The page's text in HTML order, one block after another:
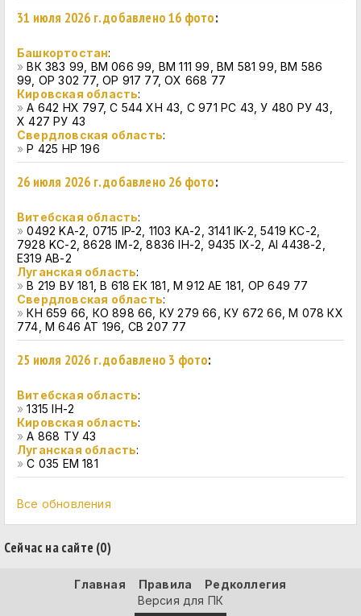
31 июля 2026 г. добавлено 16 фото:
Башкортостан:
»ВК 383 99, ВМ 066 99, ВМ 111 99, ВМ 581 99, ВМ 586
99, ОР 302 77, ОР 917 77, ОХ 668 77
Кировская область:
»А 642 НХ 797, С 544 ХН 43, С 971 РС 43, У 480 РУ 43,
Х 427 РУ 43
Свердловская область:
»Р 425 НР 196
26 июля 2026 г. добавлено 26 фото:
Витебская область:
»0492 KA-2, 0715 IP-2, 1103 KA-2, 3141 IK-2, 5419 KC-2,
7928 KC-2, 8628 IM-2, 8836 IH-2, 9435 IX-2, AI 4438-2,
E319 AB-2
Луганская область:
»В 219 ВУ 181, В 618 ЕК 181, М 912 АЕ 181, ОР 649 77
Свердловская область:
»КН 659 66, КО 898 66, КУ 279 66, КУ 672 66, М 078 КХ
774, М 646 АТ 196, СВ 207 77
25 июля 2026 г. добавлено 3 фото:
Витебская область:
»1315 IH-2
Кировская область:
»А 868 ТУ 43
Луганская область:
»С 035 ЕМ 181
Все обновления
Сейчас на сайте (0)
Главная Правила
Редколлегия
Версия для ПК